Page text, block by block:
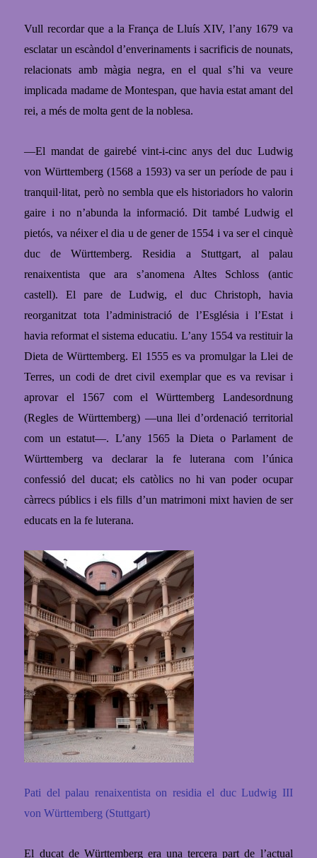
Vull recordar que a la França de Lluís XIV, l’any 1679 va
esclatar un escàndol d’enverinaments i sacrificis de nounats,
relacionats amb màgia negra, en el qual s’hi va veure
implicada madame de Montespan, que havia estat amant del
rei, a més de molta gent de la noblesa.
—El mandat de gairebé vint-i-cinc anys del duc Ludwig
von Württemberg (1568 a 1593) va ser un període de pau i
tranquil·litat, però no sembla que els historiadors ho valorin
gaire i no n’abunda la informació. Dit també Ludwig el
pietós, va néixer el dia u de gener de 1554 i va ser el cinquè
duc de Württemberg. Residia a Stuttgart, al palau
renaixentista que ara s’anomena Altes Schloss (antic
castell).El pare de Ludwig, el duc Christoph, havia
reorganitzat tota l’administració de l’Església i l’Estat i
havia reformat el sistema educatiu. L’any 1554 va restituir la
Dieta de Württemberg. El 1555 es va promulgar la Llei de
Terres, un codi de dret civil exemplar que es va revisar i
aprovar el 1567 com el Württemberg Landesordnung
(Regles de Württemberg) —una llei d’ordenació territorial
com un estatut—. L’any 1565 la Dieta o Parlament de
Württemberg va declarar la fe luterana com l’única
confessió del ducat; els catòlics no hi van poder ocupar
càrrecs públics i els fills d’un matrimoni mixt havien de ser
educats en la fe luterana.
Pati del palau renaixentista on residia el duc Ludwig III
vonWürttemberg (Stuttgart)
El ducat de Württemberg era una tercera part de l’actual